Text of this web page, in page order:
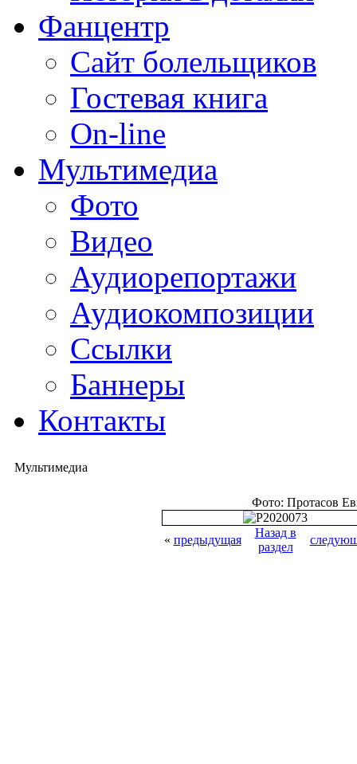
Фанцентр
Сайт болельщиков
Гостевая книга
On-line
Мультимедиа
Фото
Видео
Аудиорепортажи
Аудиокомпозиции
Ссылки
Баннеры
Контакты
Мультимедиа
Фото: Протасов
« предыдущая
Назад в
раздел